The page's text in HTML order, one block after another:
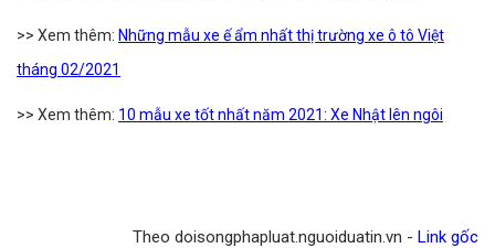
>> Xem thêm: Những mẫu xe ế ẩm nhất thị trường xe ô tô Việt
tháng 02/2021
>> Xem thêm: 10 mẫu xe tốt nhất năm 2021: Xe Nhật lên ngôi
Theo doisongphapluat.nguoiduatin.vn - Link gốc